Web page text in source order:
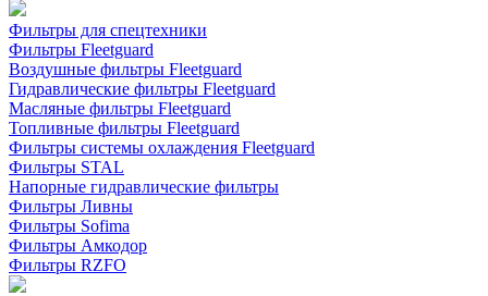
Фильтры для спецтехники
Фильтры Fleetguard
Воздушные фильтры Fleetguard
Гидравлические фильтры Fleetguard
Масляные фильтры Fleetguard
Топливные фильтры Fleetguard
Фильтры системы охлаждения Fleetguard
Фильтры STAL
Напорные гидравлические фильтры
Фильтры Ливны
Фильтры Sofima
Фильтры Амкодор
Фильтры RZFO